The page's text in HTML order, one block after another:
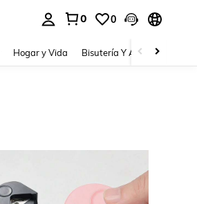
0 0
Hogar y Vida Bisutería Y Accesorios